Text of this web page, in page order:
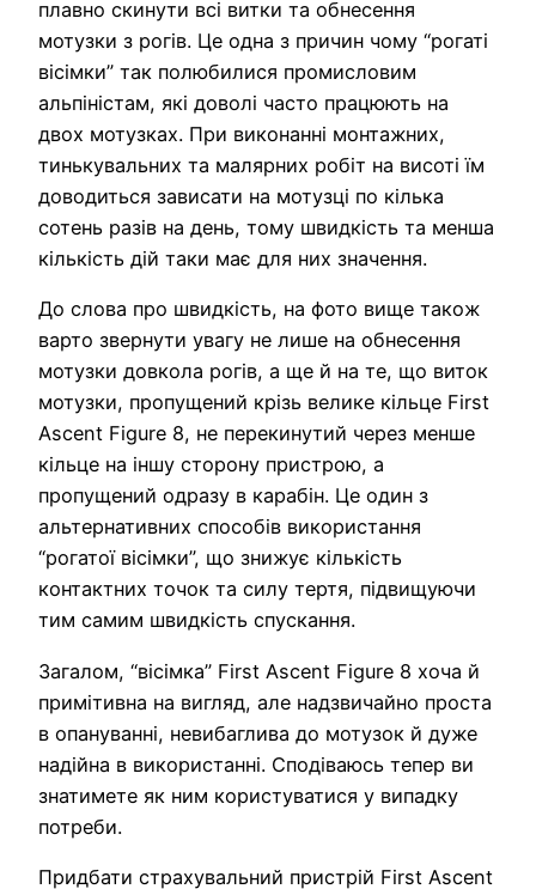
плавно скинути всі витки та обнесення
мотузки з рогів. Це одна з причин чому “рогаті
вісімки” так полюбилися промисловим
альпіністам, які доволі часто працюють на
двох мотузках. При виконанні монтажних,
тинькувальних та малярних робіт на висоті їм
доводиться зависати на мотузці по кілька
сотень разів на день, тому швидкість та менша
кількість дій таки має для них значення.
До слова про швидкість, на фото вище також
варто звернути увагу не лише на обнесення
мотузки довкола рогів, а ще й на те, що виток
мотузки, пропущений крізь велике кільце First
Ascent Figure 8, не перекинутий через менше
кільце на іншу сторону пристрою, а
пропущений одразу в карабін. Це один з
альтернативних способів використання
“рогатої вісімки”, що знижує кількість
контактних точок та силу тертя, підвищуючи
тим самим швидкість спускання.
Загалом, “вісімка” First Ascent Figure 8 хоча й
примітивна на вигляд, але надзвичайно проста
в опануванні, невибаглива до мотузок й дуже
надійна в використанні. Сподіваюсь тепер ви
знатимете як ним користуватися у випадку
потреби.
Придбати страхувальний пристрій First Ascent